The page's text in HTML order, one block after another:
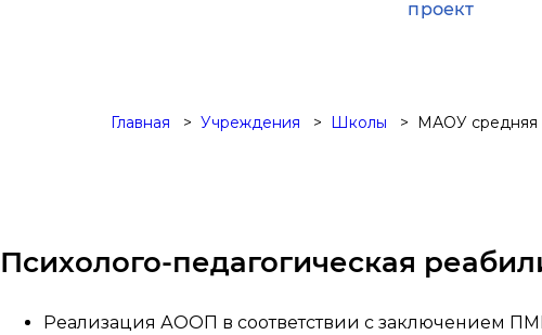
проект
Главная Учреждения Школы МАОУ средняя
Психолого-педагогическая
Реализация АООП в соответствии с заключением